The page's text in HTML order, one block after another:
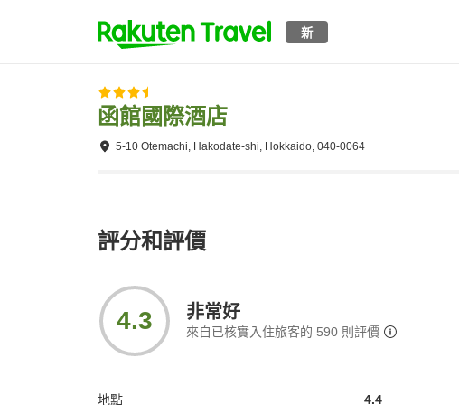
新
函館國際酒店
5-10 Otemachi, Hakodate-shi, Hokkaido, 040-0064
評分和評價
4.3 非常好
來自已核實入住旅客的 590 則評價
地點 4.4